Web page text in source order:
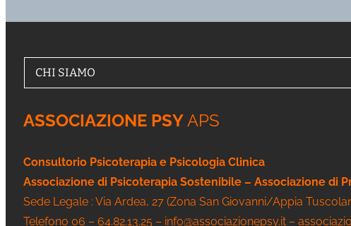
CHI SIAMO
ASSOCIAZIONE PSYAPS
Consultorio Psicoterapia e Psicologia Clinica
Associazione di Psicoterapia Sostenibile – Associazione di
Sede Legale : Via Ardea, 27 (Zona San Giovanni/Appia
Telefono 06 – 64.82.13.25 – info@associazionepsy.it –